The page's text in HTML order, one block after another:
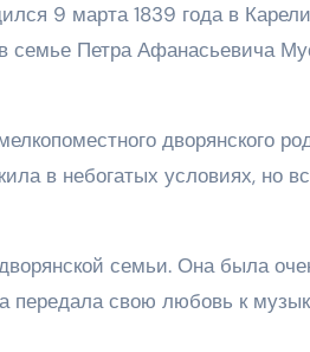
9 марта 1839 года в
Петра Афанасьевича
дворянского
в небогатых условиях, но
семьи. Она была
передала свою любовь к